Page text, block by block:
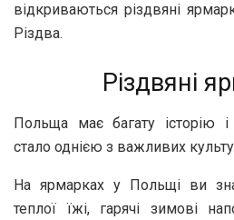
відкриваються різдвяні
Різдва.
Різдвяні
Польща має багату історію
стало однією з важливих
На ярмарках у Польщі ви
теплої їжі, гарячі зимові